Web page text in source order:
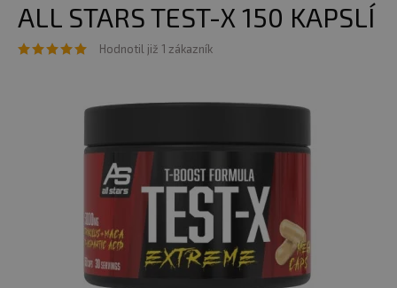
ALL STARS TEST-X 150 KAPSLÍ
Hodnotil již 1 zákazník